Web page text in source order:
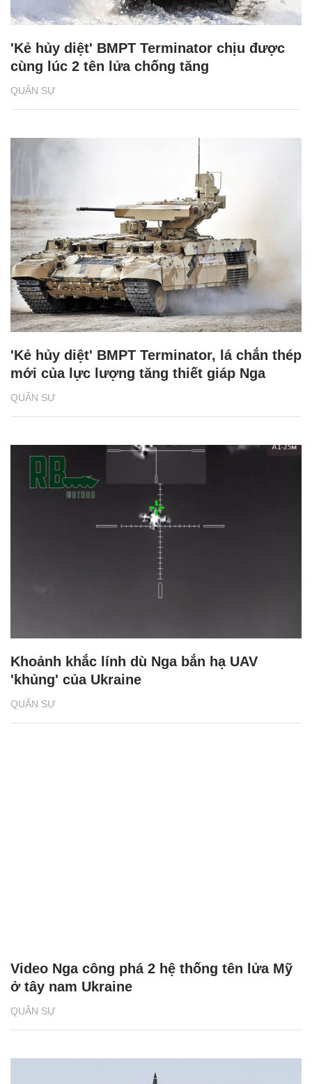
QUÂN SỰ
'Kẻ hủy diệt' BMPT Terminator chịu được
cùng lúc 2 tên lửa chống tăng
QUÂN SỰ
'Kẻ hủy diệt' BMPT Terminator, lá chắn thép
mới của lực lượng tăng thiết giáp Nga
QUÂN SỰ
Khoảnh khắc lính dù Nga bắn hạ UAV
'khủng' của Ukraine
QUÂN SỰ
Video Nga công phá 2 hệ thống tên lửa Mỹ
ở tây nam Ukraine